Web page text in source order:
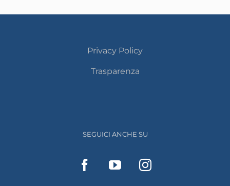
Privacy Policy
Trasparenza
SEGUICI ANCHE SU